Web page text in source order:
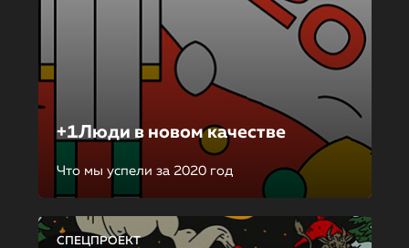
+1Люди в новом качестве
Что мы успели за 2020 год
СПЕЦПРОЕКТ